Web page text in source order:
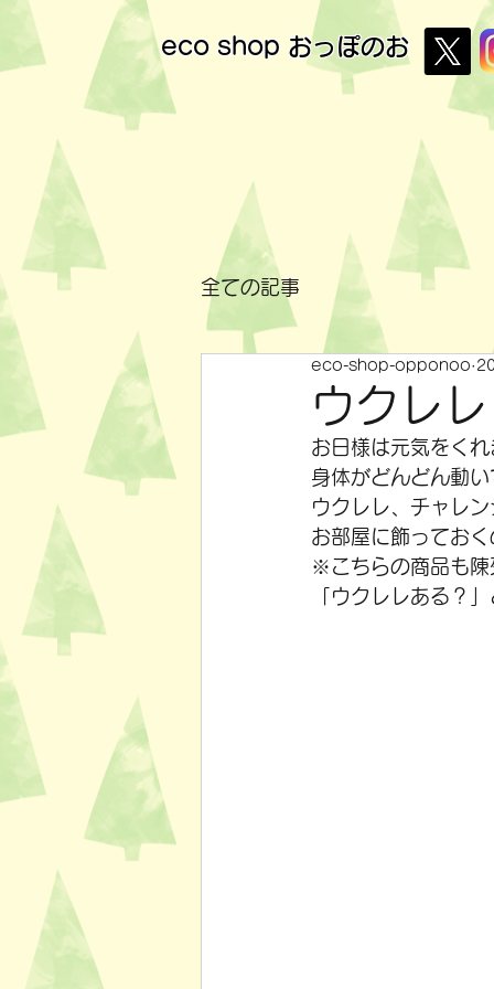
eco shop おっぽのお
全ての記事
ウクレ
eco-shop-opponoo
お日様は元気をく
身体がどんどん動
ウクレレ、チャレ
お部屋に飾ってお
※こちらの商品も陳
「ウクレレある？